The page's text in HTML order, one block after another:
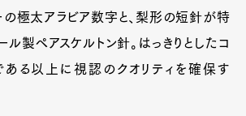
の極太アラビア数字と、梨形の短針が特
ル製ペアスケルトン針。はっきりとしたコ
ある以上に視認のクオリティを確保す